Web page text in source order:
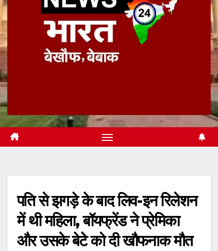
पति से झगड़े के बाद लिव-इन रिलेशन
में थी महिला, बॉयफ्रेंड ने प्रेमिका
और उसके बेटे को दी खौफनाक मौत